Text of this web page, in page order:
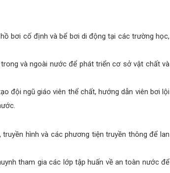
bơi cố định và bể bơi di động tại các trường học,
và ngoài nước để phát triển cơ sở vật chất và
đội ngũ giáo viên thể chất, hướng dẫn viên bơi lội
hình và các phương tiện truyền thông để lan
tham gia các lớp tập huấn về an toàn nước để